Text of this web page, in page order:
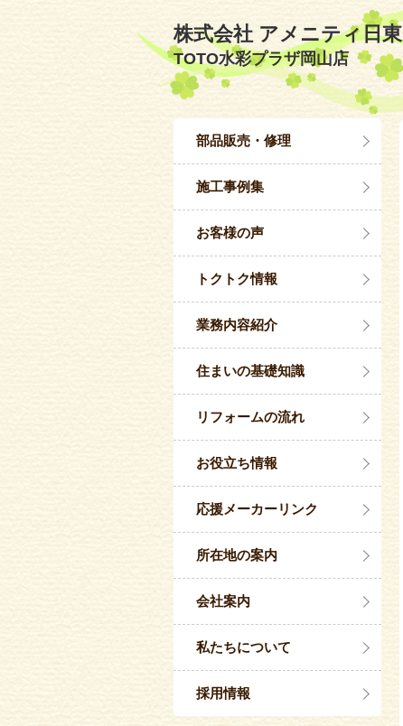
株式会社 アメニティ日東
TOTO水彩プラザ岡山店
部品販売・修理
施工事例集
お客様の声
トクトク情報
業務内容紹介
住まいの基礎知識
リフォームの流れ
お役立ち情報
応援メーカーリンク
所在地の案内
会社案内
私たちについて
採用情報